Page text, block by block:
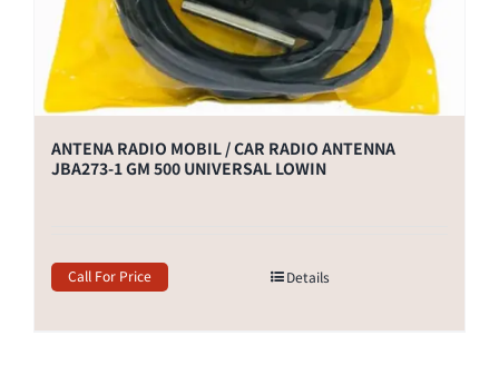
ANTENA RADIO MOBIL / CAR RADIO ANTENNA
JBA273-1 GM 500 UNIVERSAL LOWIN
Call For Price Details